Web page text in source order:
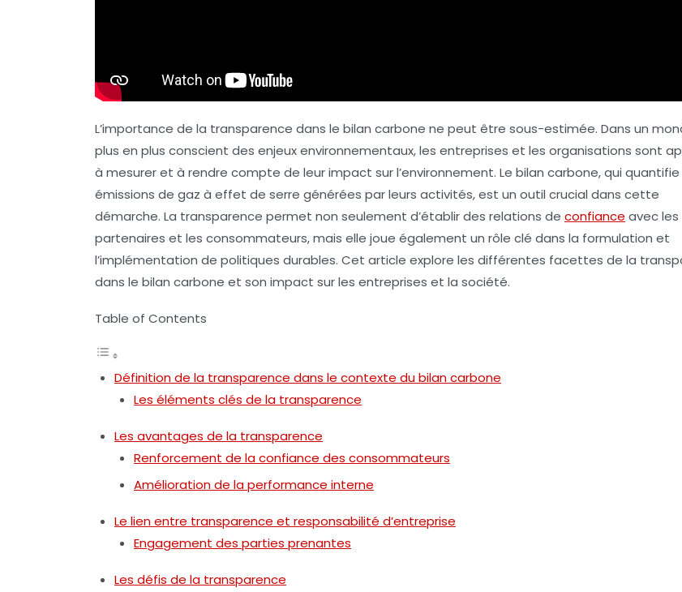
L’importance de la transparence dans le bilan carbone ne peut être sous-estimée. Dans un
plus en plus conscient des enjeux environnementaux, les entreprises et les organisations sont
à mesurer et à rendre compte de leur impact sur l’environnement. Le bilan carbone, qui quantifie
émissions de gaz à effet de serre générées par leurs activités, est un outil crucial dans cette
démarche. La transparence permet non seulement d’établir des relations de confiance avec les
partenaires et les consommateurs, mais elle joue également un rôle clé dans la formulation et
l’implémentation de politiques durables. Cet article explore les différentes facettes de la
dans le bilan carbone et son impact sur les entreprises et la société.
Table of Contents
Définition de la transparence dans le contexte du bilan carbone
Les éléments clés de la transparence
Les avantages de la transparence
Renforcement de la confiance des consommateurs
Amélioration de la performance interne
Le lien entre transparence et responsabilité d’entreprise
Engagement des parties prenantes
Les défis de la transparence